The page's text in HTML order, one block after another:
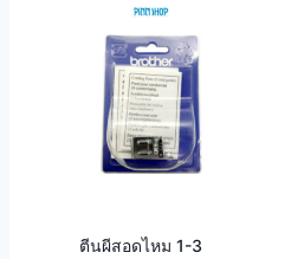
ตีนผีสอดไหม 1-3